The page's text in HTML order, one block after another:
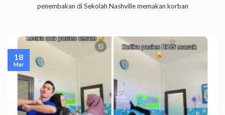
penembakan di Sekolah Nashville memakan korban
18
Mar